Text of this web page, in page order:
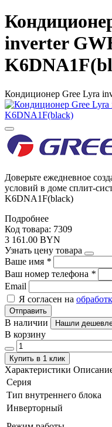
inverter
Кондиционер Gree Lyra
Доверьте ежедневное
условий в доме сплит-
K6DNA1F(black)
Подробнее
Код товара: 7309
3 161.00 BYN
Узнать цену товара
Ваше имя *
Ваш номер телефона *
Email
Я согласен на
Отправить
В наличии Нашли
В корзину
Купить в 1 клик
Характеристики
Серия
Тип внутреннего блока
Инверторный